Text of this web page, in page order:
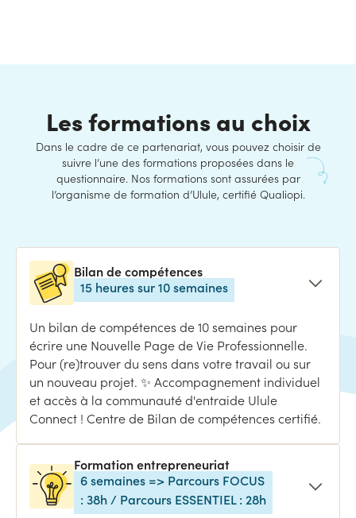
Les formations au choix
Dans le cadre de ce partenariat, vous pouvez choisir de
suivre l’une des formations proposées dans le
questionnaire. Nos formations sont assurées par
l’organisme de formation d’Ulule, certifié Qualiopi.
Bilan de compétences
15 heures sur 10 semaines
Un bilan de compétences de 10 semaines pour
écrire une Nouvelle Page de Vie Professionnelle.
Pour (re)trouver du sens dans votre travail ou sur
un nouveau projet. ✨ Accompagnement individuel
et accès à la communauté d'entraide Ulule
Connect ! Centre de Bilan de compétences certifié.
Formation entrepreneuriat
6 semaines => Parcours FOCUS
: 38h / Parcours ESSENTIEL : 28h